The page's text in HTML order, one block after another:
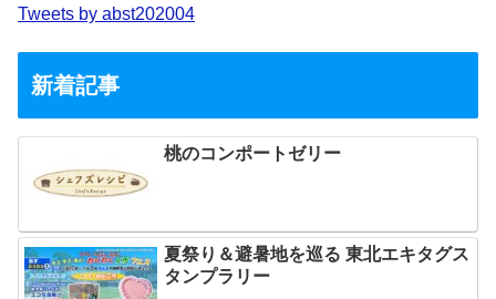
Tweets by abst202004
新着記事
桃のコンポートゼリー
夏祭り＆避暑地を巡る 東北エキタグス
タンプラリー